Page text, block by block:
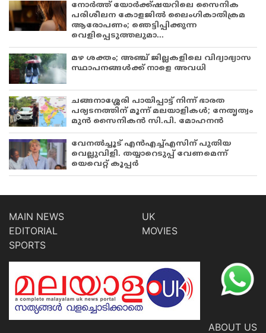
നോർത്ത് യോർക്ക്ഷയറിലെ സൈനിക
പരിശീലന കോളജിൽ ലൈംഗികാതിക്രമ
ആരോപണം; ഞെട്ടിപ്പിക്കുന്ന
വെളിപ്പെടുത്തലുമാ...
മഴ ശക്തം; അഞ്ച് ജില്ലകളിലെ വിദ്യാഭ്യാസ
സ്ഥാപനങ്ങൾക്ക് നാളെ അവധി
ചങ്ങനാശ്ശേരി പായിപ്പാട്ട് നിന്ന് ഭാരത
പര്യടനത്തിന് മൂന്ന് മലയാളികൾ; നേതൃത്വം
മുൻ സൈനികൻ സി.പി. മോഹനൻ
വേനൽച്ചൂട് എൻഎച്ച്എസിന് പുതിയ
വെല്ലുവിളി. തയ്യാറെടുപ്പ് വേണമെന്ന്
യെവെറ്റ് കൂപ്പർ
MAIN NEWS
EDITORIAL
SPORTS
UK
MOVIES
ABOUT US